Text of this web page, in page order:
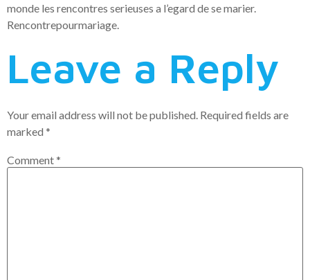
monde les rencontres serieuses a l’egard de se marier.
Rencontrepourmariage.
Leave a Reply
Your email address will not be published. Required fields are
marked *
Comment*